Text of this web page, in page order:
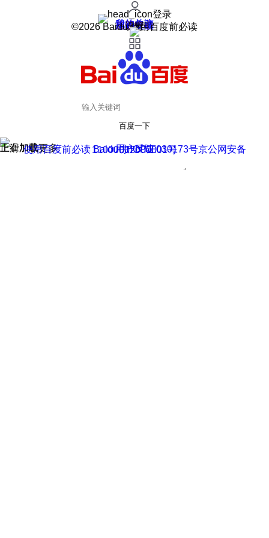
登录
我的关注
我的收藏
皮肤中心
用户反馈
设置
©2026 Baidu 使用百度前必读
百度一下
正在加载
上滑加载更多 用户反馈
使用百度前必读 Baidu 京ICP证030173号
京公网安备11000002000001号